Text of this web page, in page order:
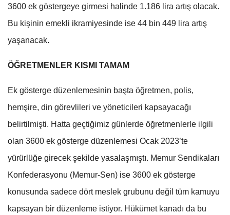
3600 ek göstergeye girmesi halinde 1.186 lira artış olacak.
Bu kişinin emekli ikramiyesinde ise 44 bin 449 lira artış
yaşanacak.
ÖĞRETMENLER KISMI TAMAM
Ek gösterge düzenlemesinin başta öğretmen, polis,
hemşire, din görevlileri ve yöneticileri kapsayacağı
belirtilmişti. Hatta geçtiğimiz günlerde öğretmenlerle ilgili
olan 3600 ek gösterge düzenlemesi Ocak 2023’te
yürürlüğe girecek şekilde yasalaşmıştı. Memur Sendikaları
Konfederasyonu (Memur-Sen) ise 3600 ek gösterge
konusunda sadece dört meslek grubunu değil tüm kamuyu
kapsayan bir düzenleme istiyor. Hükümet kanadı da bu